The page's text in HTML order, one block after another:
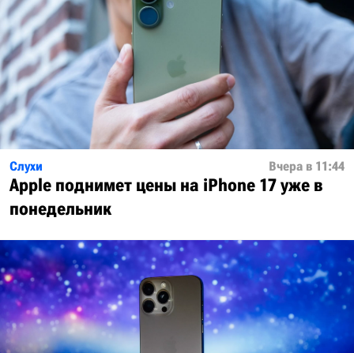
Слухи Вчера в 11:44
Apple поднимет цены на iPhone 17 уже в
понедельник